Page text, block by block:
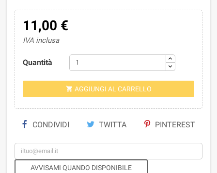
11,00 €
IVA inclusa
Quantità
 AGGIUNGI AL CARRELLO
CONDIVIDI TWITTA PINTEREST
AVVISAMI QUANDO DISPONIBILE